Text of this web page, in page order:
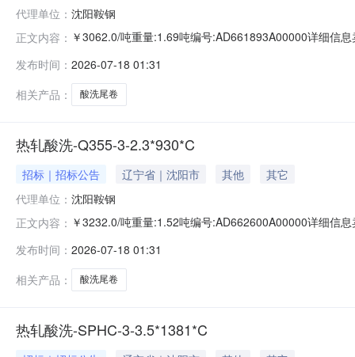
代理单位： 沈阳鞍钢
正文内容： ￥3062.0/吨重量:1.69吨编号:AD661893A00000详细信
求产线名称:冷轧1#线锌层重量代码描述:上表面锌层重量
发布时间： 2026-07-18 01:31
相关产品：
酸洗尾卷
热轧酸洗-Q355-3-2.3*930*C
招标｜招标公告 辽宁省｜沈阳市 其他
其它
代理单位： 沈阳鞍钢
正文内容： ￥3232.0/吨重量:1.52吨编号:AD662600A00000详细信
求产线名称:冷轧1#线锌层重量代码描述:上表面锌层重量
发布时间： 2026-07-18 01:31
相关产品：
酸洗尾卷
热轧酸洗-SPHC-3-3.5*1381*C